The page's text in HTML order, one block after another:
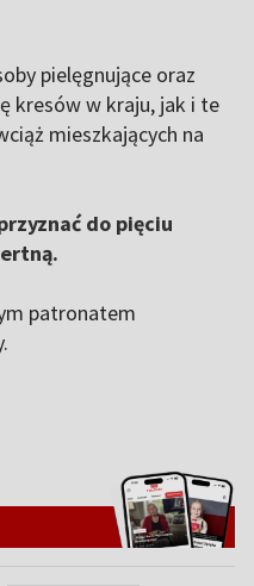
pielęgnujące oraz
kresów w kraju, jak i te
mieszkających na
do pięciu
patronatem